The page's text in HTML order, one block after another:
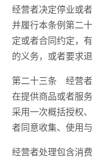
经营者决定停业或
并履行本条例第二
定或者合同约定，
的义务，或者要求
第二十三条 经营
在提供商品或者服
采用一次概括授权
者同意收集、使用
经营者处理包含消